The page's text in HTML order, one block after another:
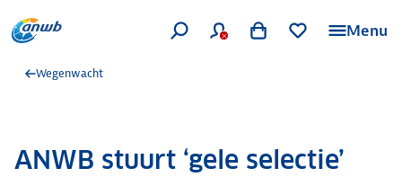
Menu
Wegenwacht
ANWB stuurt ‘gele selectie’